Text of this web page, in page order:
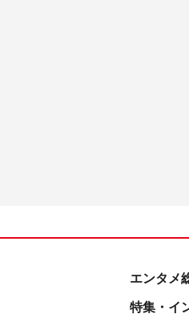
エンタメ
特集・イ